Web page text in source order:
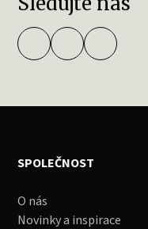
SPOLEČNOST
O nás
Novinky a inspirace